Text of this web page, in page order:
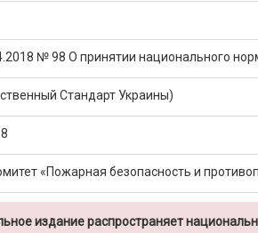
№ 98 О принятии национального
Стандарт Украины)
«Пожарная безопасность и
издание распространяет